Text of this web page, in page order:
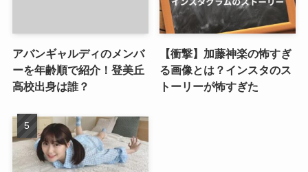
アバンギャルディのメンバ
ーを年齢順で紹介！登美丘
高校出身は誰？
【衝撃】加藤神楽の怖すぎ
る画像とは？インスタのス
トーリーが怖すぎた